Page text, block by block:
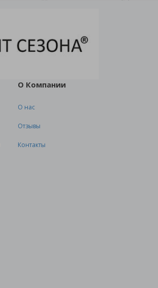
О Компании
О нас
Отзывы
Контакты